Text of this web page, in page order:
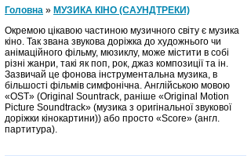
Головна » МУЗИКА КІНО (САУНДТРЕКИ)
Окремою цікавою частиною музичного світу є музика
кіно. Так звана звукова доріжка до художнього чи
анімаційного фільму, мюзиклу, може містити в собі
різні жанри, такі як поп, рок, джаз композиції та ін.
Зазвичай це фонова інструментальна музика, в
більшості фільмів симфонічна. Англійською мовою
«OST» (Original Sountrack, раніше «Original Motion
Picture Soundtrack» (музика з оригінальної звукової
доріжки кінокартини)) або просто «Score» (англ.
партитура).